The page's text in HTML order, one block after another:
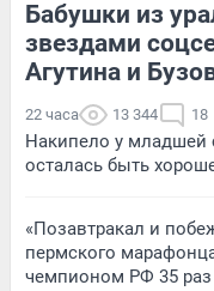
Бабушки из
звездами
Агутина и
22 часа 13 344 18
Накипело у младшей
осталась быть
«Позавтракал и
пермского
чемпионом РФ 35 раз